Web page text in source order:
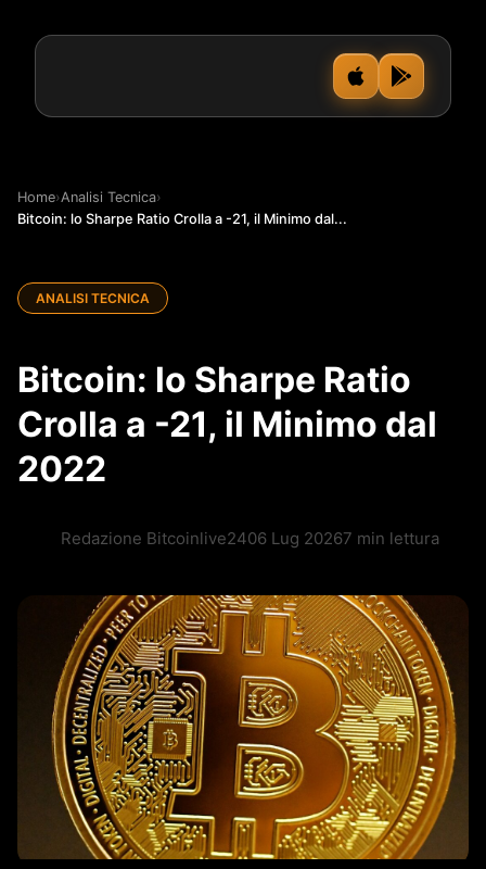
Home›Analisi Tecnica›
Bitcoin: lo Sharpe Ratio Crolla a -21, il Minimo dal...
ANALISI TECNICA
Bitcoin: lo Sharpe Ratio
Crolla a -21, il Minimo dal
2022
Redazione Bitcoinlive2406 Lug 20267 min lettura